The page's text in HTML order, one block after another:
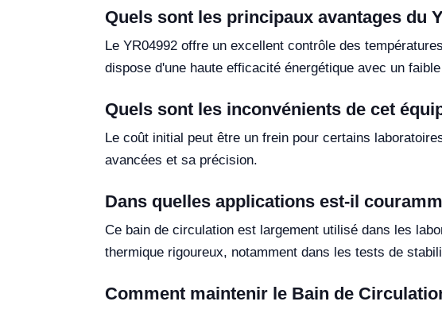
Quels sont les principaux avantages du
Le YR04992 offre un excellent contrôle des
dispose d'une haute efficacité énergétique avec un
Quels sont les inconvénients de cet
Le coût initial peut être un frein pour certains
avancées et sa précision.
Dans quelles applications est-il
Ce bain de circulation est largement utilisé dans les
thermique rigoureux, notamment dans les tests de
Comment maintenir le Bain de